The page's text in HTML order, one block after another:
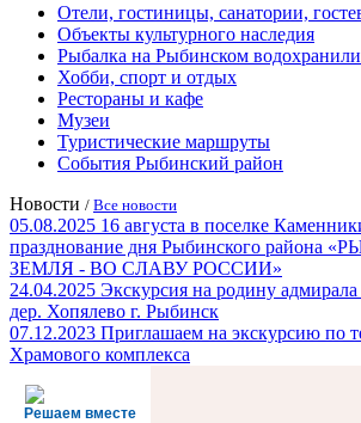
Отели, гостиницы, санатории,
Объекты культурного наследия
Рыбалка на Рыбинском
Хобби, спорт и отдых
Рестораны и кафе
Музеи
Туристические маршруты
События Рыбинский район
Новости / Все новости
05.08.2025 16 августа в поселке
празднование дня Рыбинского района
ЗЕМЛЯ - ВО СЛАВУ РОССИИ»
24.04.2025 Экскурсия на родину
дер. Хопялево г. Рыбинск
07.12.2023 Приглашаем на экскурсию по
Храмового комплекса
Решаем вместе